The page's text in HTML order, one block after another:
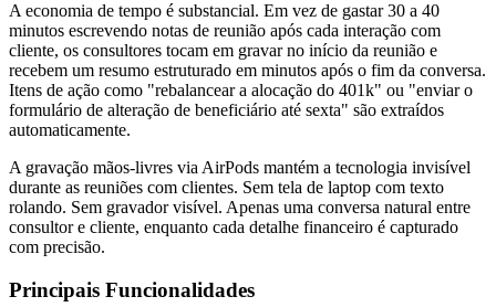
A economia de tempo é substancial. Em vez de gastar 30 a 40
minutos escrevendo notas de reunião após cada interação com
cliente, os consultores tocam em gravar no início da reunião e
recebem um resumo estruturado em minutos após o fim da conversa.
Itens de ação como "rebalancear a alocação do 401k" ou "enviar o
formulário de alteração de beneficiário até sexta" são extraídos
automaticamente.
A gravação mãos-livres via AirPods mantém a tecnologia invisível
durante as reuniões com clientes. Sem tela de laptop com texto
rolando. Sem gravador visível. Apenas uma conversa natural entre
consultor e cliente, enquanto cada detalhe financeiro é capturado
com precisão.
Principais Funcionalidades